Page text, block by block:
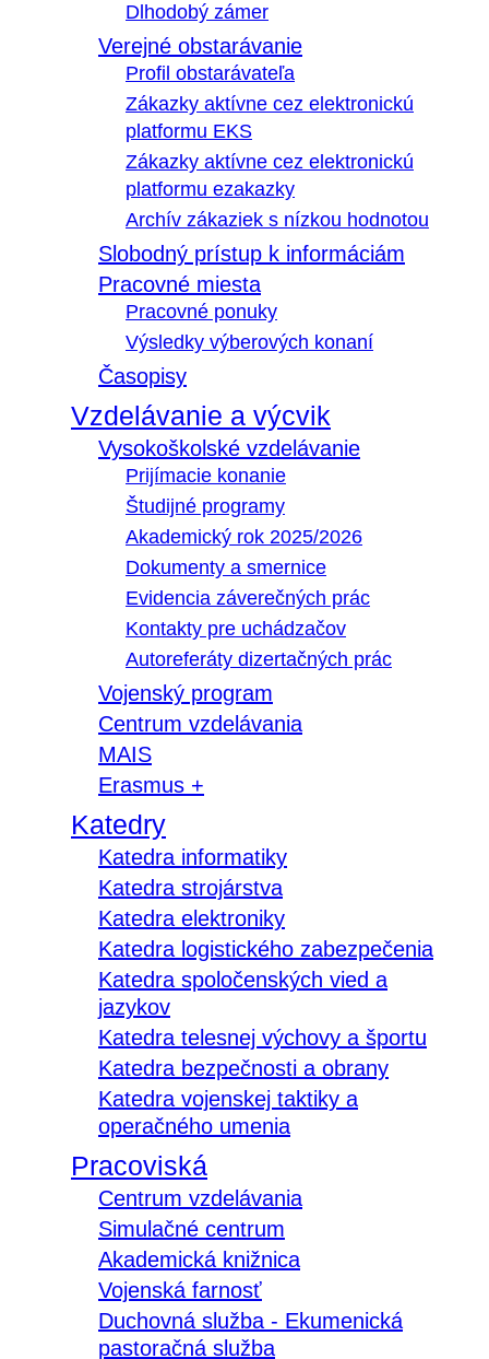
Dlhodobý zámer
Verejné obstarávanie
Profil obstarávateľa
Zákazky aktívne cez elektronickú
platformu EKS
Zákazky aktívne cez elektronickú
platformu ezakazky
Archív zákaziek s nízkou hodnotou
Slobodný prístup k informáciám
Pracovné miesta
Pracovné ponuky
Výsledky výberových konaní
Časopisy
Vzdelávanie a výcvik
Vysokoškolské vzdelávanie
Prijímacie konanie
Študijné programy
Akademický rok 2025/2026
Dokumenty a smernice
Evidencia záverečných prác
Kontakty pre uchádzačov
Autoreferáty dizertačných prác
Vojenský program
Centrum vzdelávania
MAIS
Erasmus +
Katedry
Katedra informatiky
Katedra strojárstva
Katedra elektroniky
Katedra logistického zabezpečenia
Katedra spoločenských vied a
jazykov
Katedra telesnej výchovy a športu
Katedra bezpečnosti a obrany
Katedra vojenskej taktiky a
operačného umenia
Pracoviská
Centrum vzdelávania
Simulačné centrum
Akademická knižnica
Vojenská farnosť
Duchovná služba - Ekumenická
pastoračná služba